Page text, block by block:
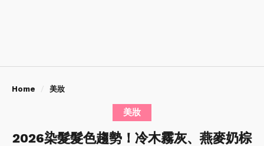
Home 美妝
美妝
2026染髮髮色趨勢！冷木霧灰、燕麥奶棕